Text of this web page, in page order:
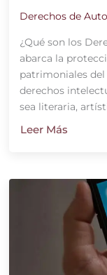
Derechos de
¿Qué son los
abarca la
patrimoniales
derechos
sea literaria,
Leer Más